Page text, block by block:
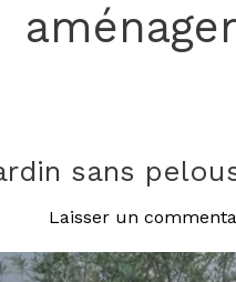
sans
Laisser un